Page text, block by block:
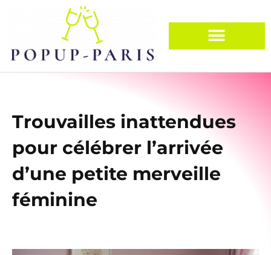
Trouvailles inattendues
pour célébrer l’arrivée
d’une petite merveille
féminine